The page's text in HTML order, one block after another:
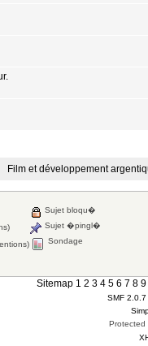
Film et développement
Sujet bloqu�
Sujet �pingl�
Sondage
Sitemap 1 2 3 4 5 6 7 8 9
SMF 2.0.7